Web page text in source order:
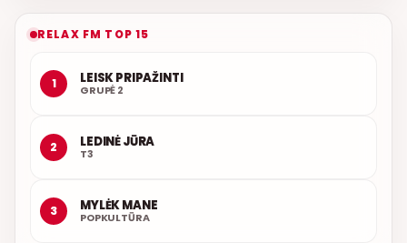
RELAX FM TOP 15
1 LEISK PRIPAŽINTI
GRUPĖ 2
2 LEDINĖ JŪRA
T3
3 MYLĖK MANE
POPKULTŪRA